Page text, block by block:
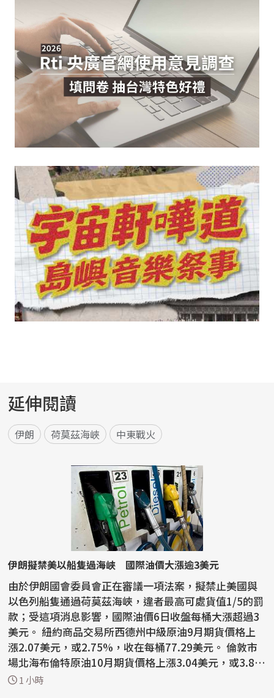
延伸閱讀
伊朗 荷莫茲海峽 中東戰火
伊朗擬禁美以船隻過海峽 國際油價大漲逾3美元
由於伊朗國會委員會正在審議一項法案，擬禁止美國與
以色列船隻通過荷莫茲海峽，違者最高可處貨值1/5的罰
款；受這項消息影響，國際油價6日收盤每桶大漲超過3
美元。 紐約商品交易所西德州中級原油9月期貨價格上
漲2.07美元，或2.75%，收在每桶77.29美元。 倫敦市
場北海布倫特原油10月期貨價格上漲3.04美元，或3.8
3%，...
1 小時